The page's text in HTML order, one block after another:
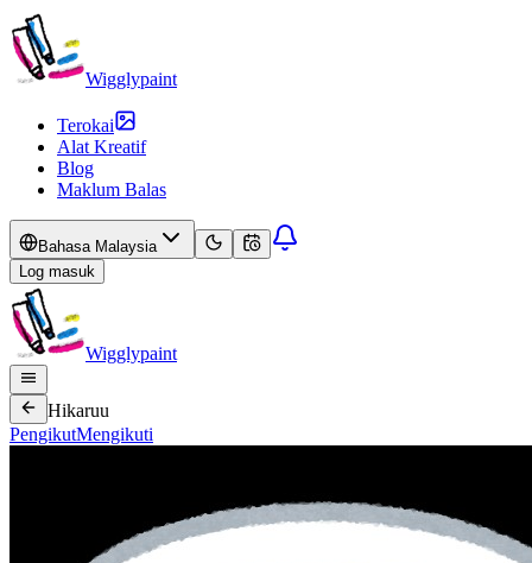
Wigglypaint
Terokai
Alat Kreatif
Blog
Maklum Balas
Bahasa Malaysia
Log masuk
Wigglypaint
Hikaruu
PengikutMengikuti